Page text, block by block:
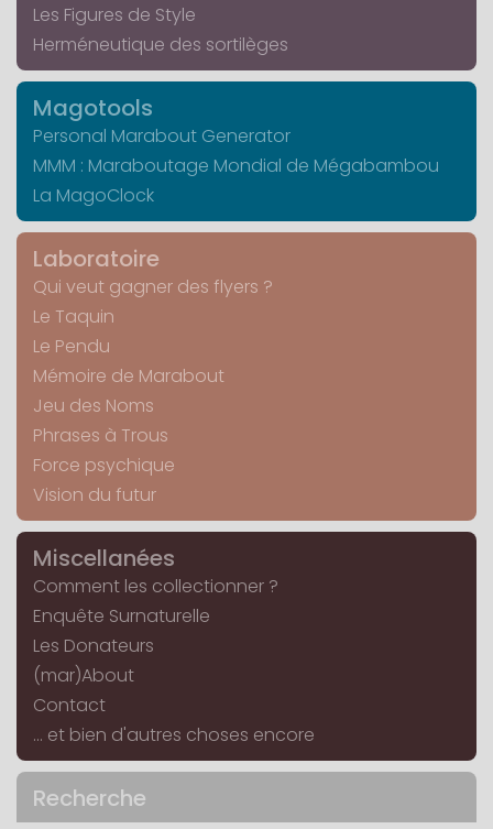
Les Figures de Style
Herméneutique des sortilèges
Magotools
Personal Marabout Generator
MMM : Maraboutage Mondial de Mégabambou
La MagoClock
Laboratoire
Qui veut gagner des flyers ?
Le Taquin
Le Pendu
Mémoire de Marabout
Jeu des Noms
Phrases à Trous
Force psychique
Vision du futur
Miscellanées
Comment les collectionner ?
Enquête Surnaturelle
Les Donateurs
(mar)About
Contact
... et bien d'autres choses encore
Recherche